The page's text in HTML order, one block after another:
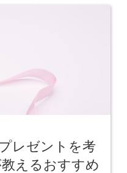
レゼントを考
えるおすすめ